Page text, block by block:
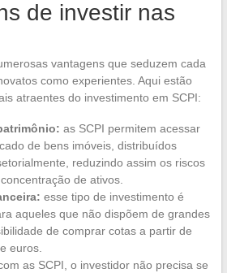
de investir nas
vantagens que seduzem cada
como experientes. Aqui estão
atraentes do investimento em SCPI:
as SCPI permitem acessar
de bens imóveis, distribuídos
reduzindo assim os riscos
de ativos.
esse tipo de investimento é
aqueles que não dispõem de grandes
de comprar cotas a partir de
euros.
as SCPI, o investidor não precisa se